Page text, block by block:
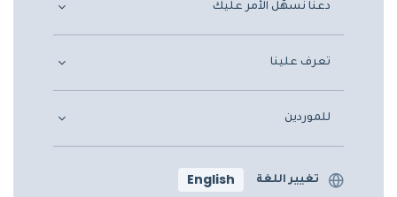
دعنا نسهّل الأمر عليك
تعرف علينا
للموردين
تغيير اللغة English